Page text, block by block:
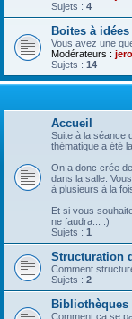
Sujets : 4
Boites à
Vous avez une
Modérateurs :
Sujets : 14
Accueil
Suite à la séance
thématique a été
On a donc crée
dans la salle.
à plusieurs à la
Et si vous
ne faudra... :)
Sujets : 1
Structuration
Comment
Sujets : 2
Bibliothèques
Comment ça se